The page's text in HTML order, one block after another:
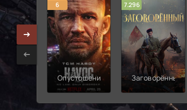
6
Опустошение
7.296
Заговорённый